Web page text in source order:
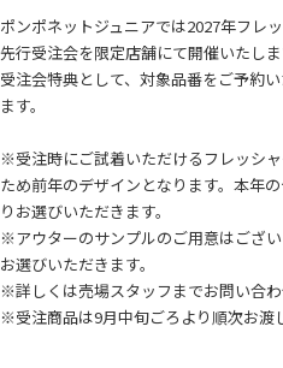
ポンポネットジュニアでは2027年フレ
先行受注会を限定店舗にて開催いたしま
受注会特典として、対象品番をご予約
ます。
※受注時にご試着いただけるフレッシ
ため前年のデザインとなります。本年
りお選びいただきます。
※アウターのサンプルのご用意はござ
お選びいただきます。
※詳しくは売場スタッフまでお問い合わ
※受注商品は9月中旬ごろより順次お渡